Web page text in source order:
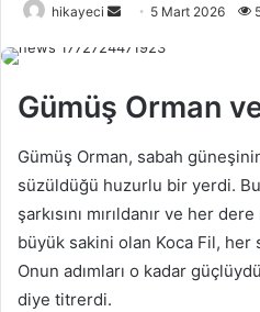
hikayeci
s
t
a
g
5 Mart 2026
Gümüş Orman
Gümüş Orman, sabah
süzüldüğü huzurlu bir yerdi.
şarkısını mırıldanır ve her
büyük sakini olan Koca Fil, her
Onun adımları o kadar
diye titrerdi.